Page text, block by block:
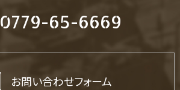
0779-65-6669
お問い合わせフォーム